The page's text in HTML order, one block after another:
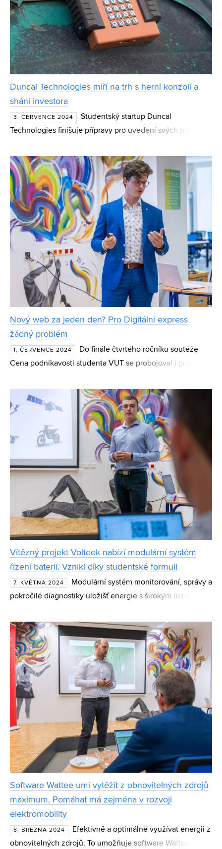
Duncal Technologies míří na trh s herní konzolí a
shání investora
3. ČERVENCE 2024
Studentský startup Duncal
Technologies finišuje přípravy pro uvedení svých produktů
prodejem bezdrátové herní konzole a reproduktoru pro
airsoft, pain
Nový web za jeden den? Pro Digitální express
žádný problém
1. ČERVENCE 2024
Do finále čtvrtého ročníku soutěže
Cena podnikavosti studenta VUT se probojoval i projekt
inteligence vyvinul generátor webových stránek a systém
pro sp
Vítězný projekt Volteek nabízí modulární systém
řízení baterií. Vznikl díky studentské formuli
7. KVĚTNA 2024
Modulární systém monitorování, správy a
pokročilé diagnostiky uložišť energie s širokým rozsahem
bývalých studentů VUT je určen především výrobců
Software Wattee umí vytěžit z obnovitelných zdrojů
maximum. Pomáhat má zejména v rozvoji
elektromobility
8. BŘEZNA 2024
Efektivně a optimálně využívat energii z
obnovitelných zdrojů. To umožňuje software Wattee, za